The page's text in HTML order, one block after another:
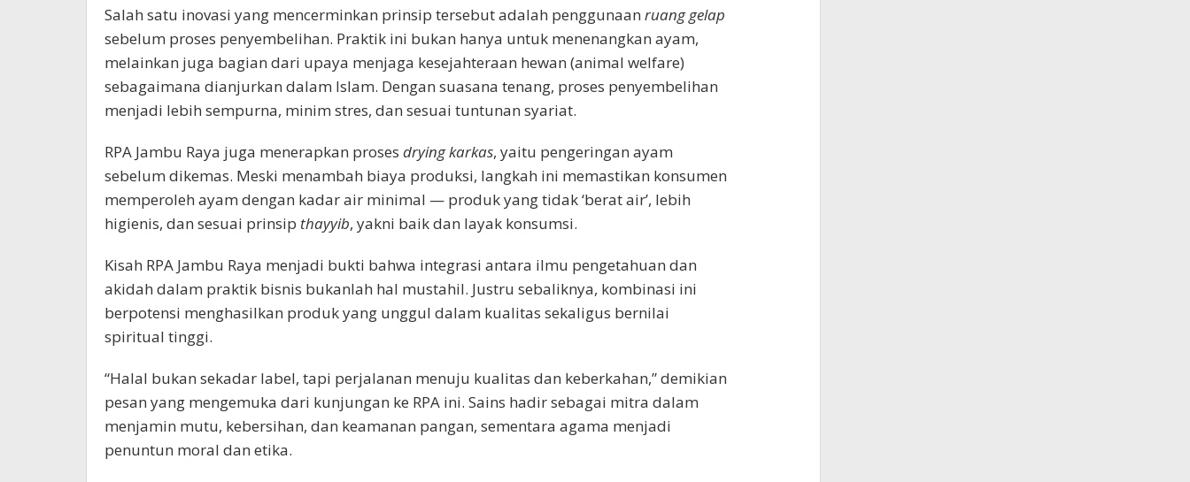
Salah satu inovasi yang mencerminkan prinsip tersebut adalah penggunaan ruang gelap
sebelum proses penyembelihan. Praktik ini bukan hanya untuk menenangkan ayam,
melainkan juga bagian dari upaya menjaga kesejahteraan hewan (animal welfare)
sebagaimana dianjurkan dalam Islam. Dengan suasana tenang, proses penyembelihan
menjadi lebih sempurna, minim stres, dan sesuai tuntunan syariat.
RPA Jambu Raya juga menerapkan proses drying karkas, yaitu pengeringan ayam
sebelum dikemas. Meski menambah biaya produksi, langkah ini memastikan konsumen
memperoleh ayam dengan kadar air minimal — produk yang tidak ‘berat air’, lebih
higienis, dan sesuai prinsip thayyib, yakni baik dan layak konsumsi.
Kisah RPA Jambu Raya menjadi bukti bahwa integrasi antara ilmu pengetahuan dan
akidah dalam praktik bisnis bukanlah hal mustahil. Justru sebaliknya, kombinasi ini
berpotensi menghasilkan produk yang unggul dalam kualitas sekaligus bernilai
spiritual tinggi.
“Halal bukan sekadar label, tapi perjalanan menuju kualitas dan keberkahan,” demikian
pesan yang mengemuka dari kunjungan ke RPA ini. Sains hadir sebagai mitra dalam
menjamin mutu, kebersihan, dan keamanan pangan, sementara agama menjadi
penuntun moral dan etika.